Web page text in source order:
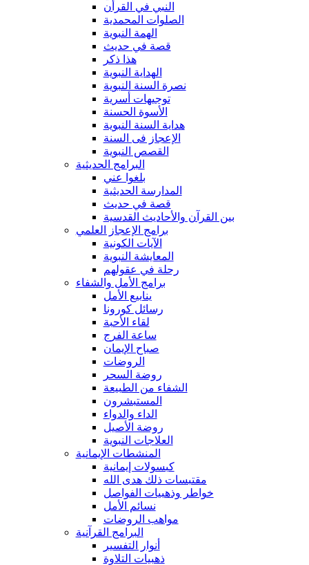
النبي في القرأن
الصلوات المحمدية
الهمة النبوية
قصة في حديث
هذا ذكر
الهداية النبوية
نصرة السنة النبوية
توجيهات أسرية
الأسوة الحسنة
هداية السنة النبوية
الإعجاز فى السنة
القصص النبوية
البرامج الحديثية
بلغوا عني
المدارسة الحديثية
قصة في حديث
بين القرآن والأحاديث القدسية
برامج الإعجاز العلمي
الآيات الكونية
المعايشة النبوية
رحلة في عقولهم
برامج الأمل والشفاء
ينابيع الأمل
رسائل كورونا
لقاء الأحبة
ساعة الفرج
صباح الإيمان
الروضات
روضة السحر
الشفاء من الطبيعة
المستبشرون
الداء والدواء
روضة الأصيل
العلاجات النبوية
المنشطات الإيمانية
كبسولات إيمانية
مقتبسات ذلك هدى الله
خواطر وذهبيات الفواصل
نسائم الأمل
مواهب الروضات
البرامج القرآنية
أنوار التفسير
ذهبيات التلاوة